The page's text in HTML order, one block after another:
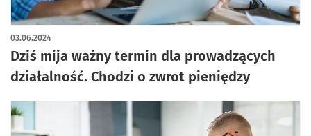
Dziś mija ważny termin dla prowadzących
działalność. Chodzi o zwrot pieniędzy
03.06.2024